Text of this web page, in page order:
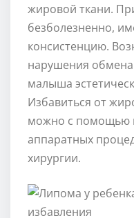
жировой ткани.
безболезненно,
консистенцию.
нарушения
малыша
Избавиться от
можно с помощью
аппаратных
хирургии.